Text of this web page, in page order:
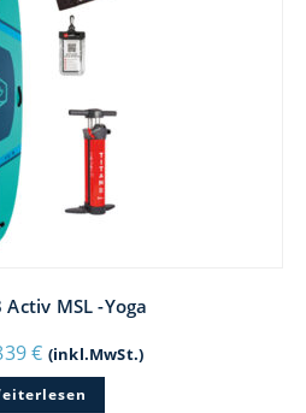
Activ MSL -Yoga
€
€Aktueller
Preis
ist:
839 €.
(inkl.MwSt.)